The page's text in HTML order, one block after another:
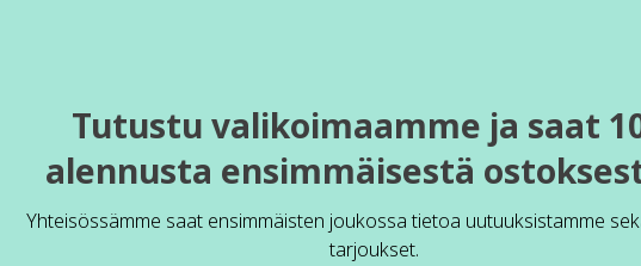
Tutustu valikoimaamme ja saat
alennusta ensimmäisestä
Yhteisössämme saat ensimmäisten joukossa tietoa uutuuksistamme
tarjoukset.